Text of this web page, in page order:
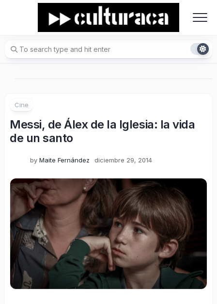
Cine
Messi, de Álex de la Iglesia: la vida
de un santo
by Maite Fernández diciembre 29, 2014